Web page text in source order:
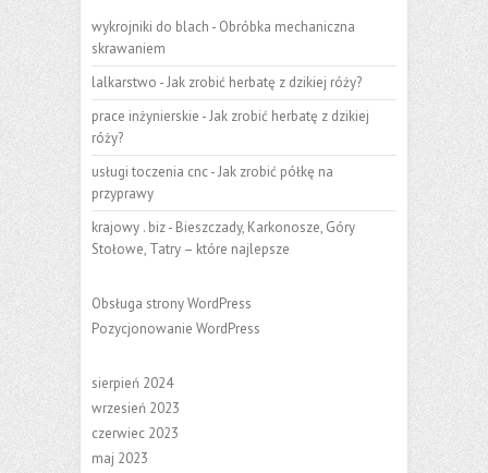
wykrojniki do blach - Obróbka mechaniczna
skrawaniem
lalkarstwo -Jak zrobić herbatę z dzikiej róży?
prace inżynierskie -Jak zrobić herbatę z dzikiej
róży?
usługi toczenia cnc-Jak zrobić półkę na
przyprawy
krajowy . biz- Bieszczady, Karkonosze, Góry
Stołowe, Tatry – które najlepsze
Obsługa strony WordPress
Pozycjonowanie WordPress
sierpień 2024
wrzesień 2023
czerwiec 2023
maj 2023